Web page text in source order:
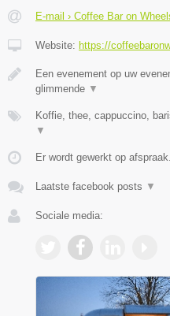
E-mail › Coffee Bar on
Website: https://
Een evenement op uw
glimmende ▼
Koffie, thee, cappuccino,
▼
Er wordt gewerkt op afspraak.
Laatste facebook posts ▼
Sociale media: